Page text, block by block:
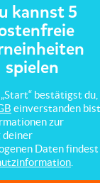
&
du Massen mit
und durch
wie du Massen
kannst 5
spielen
bestätigst du,
einverstanden bist.
zur
deiner
Daten findest